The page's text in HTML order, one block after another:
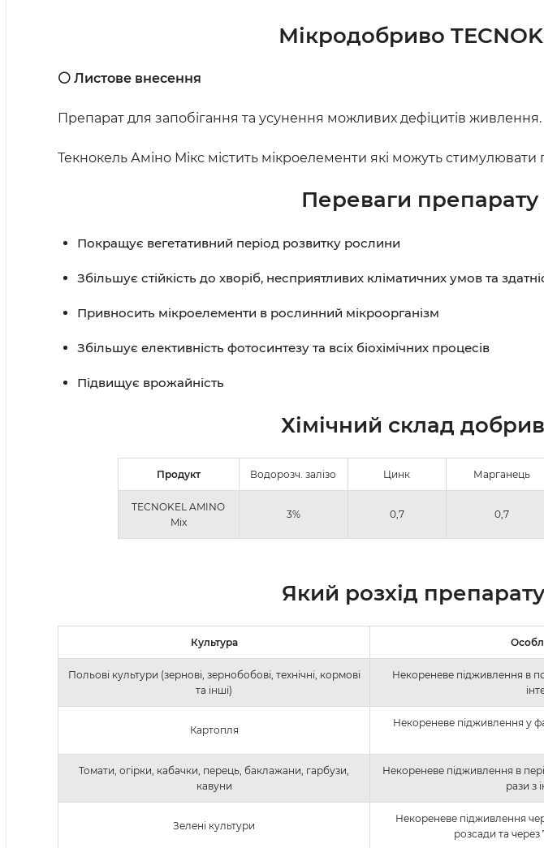
Мікродобриво
⚪ Листове внесення
Препарат для запобігання та усунення можливих дефіцитів живлення.
Текнокель Аміно Мікс містить мікроелементи які можуть
Переваги препарату
Покращує вегетативний період розвитку рослини
Збільшує стійкість до хворіб, несприятливих кліматичних умов та
Привносить мікроелементи в рослинний мікроорганізм
Збільшує елективність фотосинтезу та всіх біохімічних процесів
Підвищує врожайність
Хімічний склад
Продукт Водорозч. залізо Цинк Марганець
TECNOKEL AMINO
Mix
3% 0,7 0,7
Який розхід препарату
Культура
Польові культури (зернові, зернобобові, технічні, кормові
та інші)
Некореневе підживлення в
Картопля
Некореневе підживлення у
Томати, огірки, кабачки, перець, баклажани, гарбузи,
кавуни
Некореневе підживлення в
рази з
Зелені культури
Некореневе підживлення
розсади та через